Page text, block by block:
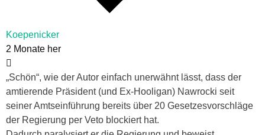
Koepenicker
2 Monate her
„Schön“, wie der Autor einfach unerwähnt lässt, dass der
amtierende Präsident (und Ex-Hooligan) Nawrocki seit
seiner Amtseinführung bereits über 20 Gesetzesvorschläge
der Regierung per Veto blockiert hat.